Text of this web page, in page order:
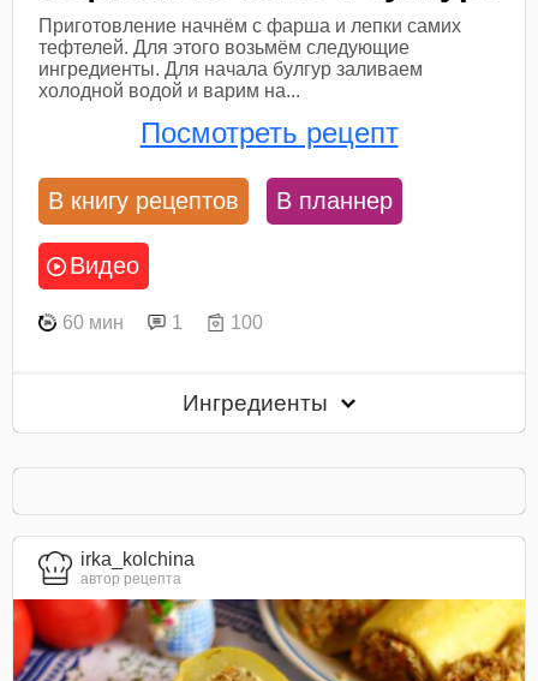
Приготовление начнём с фарша и лепки самих
тефтелей. Для этого возьмём следующие
ингредиенты. Для начала булгур заливаем
холодной водой и варим на...
Посмотреть рецепт
В книгу рецептов В планнер
Видео
60 мин 1 100
Ингредиенты
irka_kolchina
автор рецепта